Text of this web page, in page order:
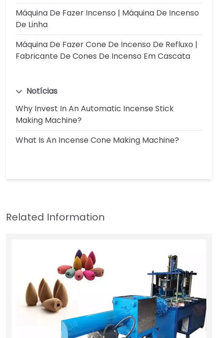
Máquina De Fazer Incenso | Máquina De Incenso
De Linha
Máquina De Fazer Cone De Incenso De Refluxo |
Fabricante De Cones De Incenso Em Cascata
Notícias
Why Invest In An Automatic Incense Stick
Making Machine?
What Is An Incense Cone Making Machine?